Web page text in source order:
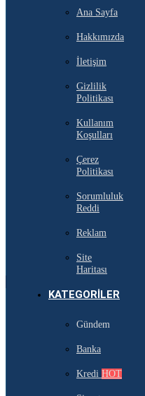
Ana Sayfa
Hakkımızda
İletişim
Gizlilik
Politikası
Kullanım
Koşulları
Çerez
Politikası
Sorumluluk
Reddi
Reklam
Site
Haritası
KATEGORILER
Gündem
Banka
Kredi HOT